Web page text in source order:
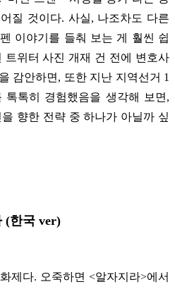
질 것이다. 사실, 나조차도 다른
이야기를 들춰 보는 게 훨씬 쉽
트위터 사진 개재 건 전에 변호사
감안하면, 또한 지난 지역선거 1
톡톡히 경험했음을 생각해 보면,
향한 전략 중 하나가 아닐까 싶
(한국 ver)
제다. 오죽하면 <알자지라>에서